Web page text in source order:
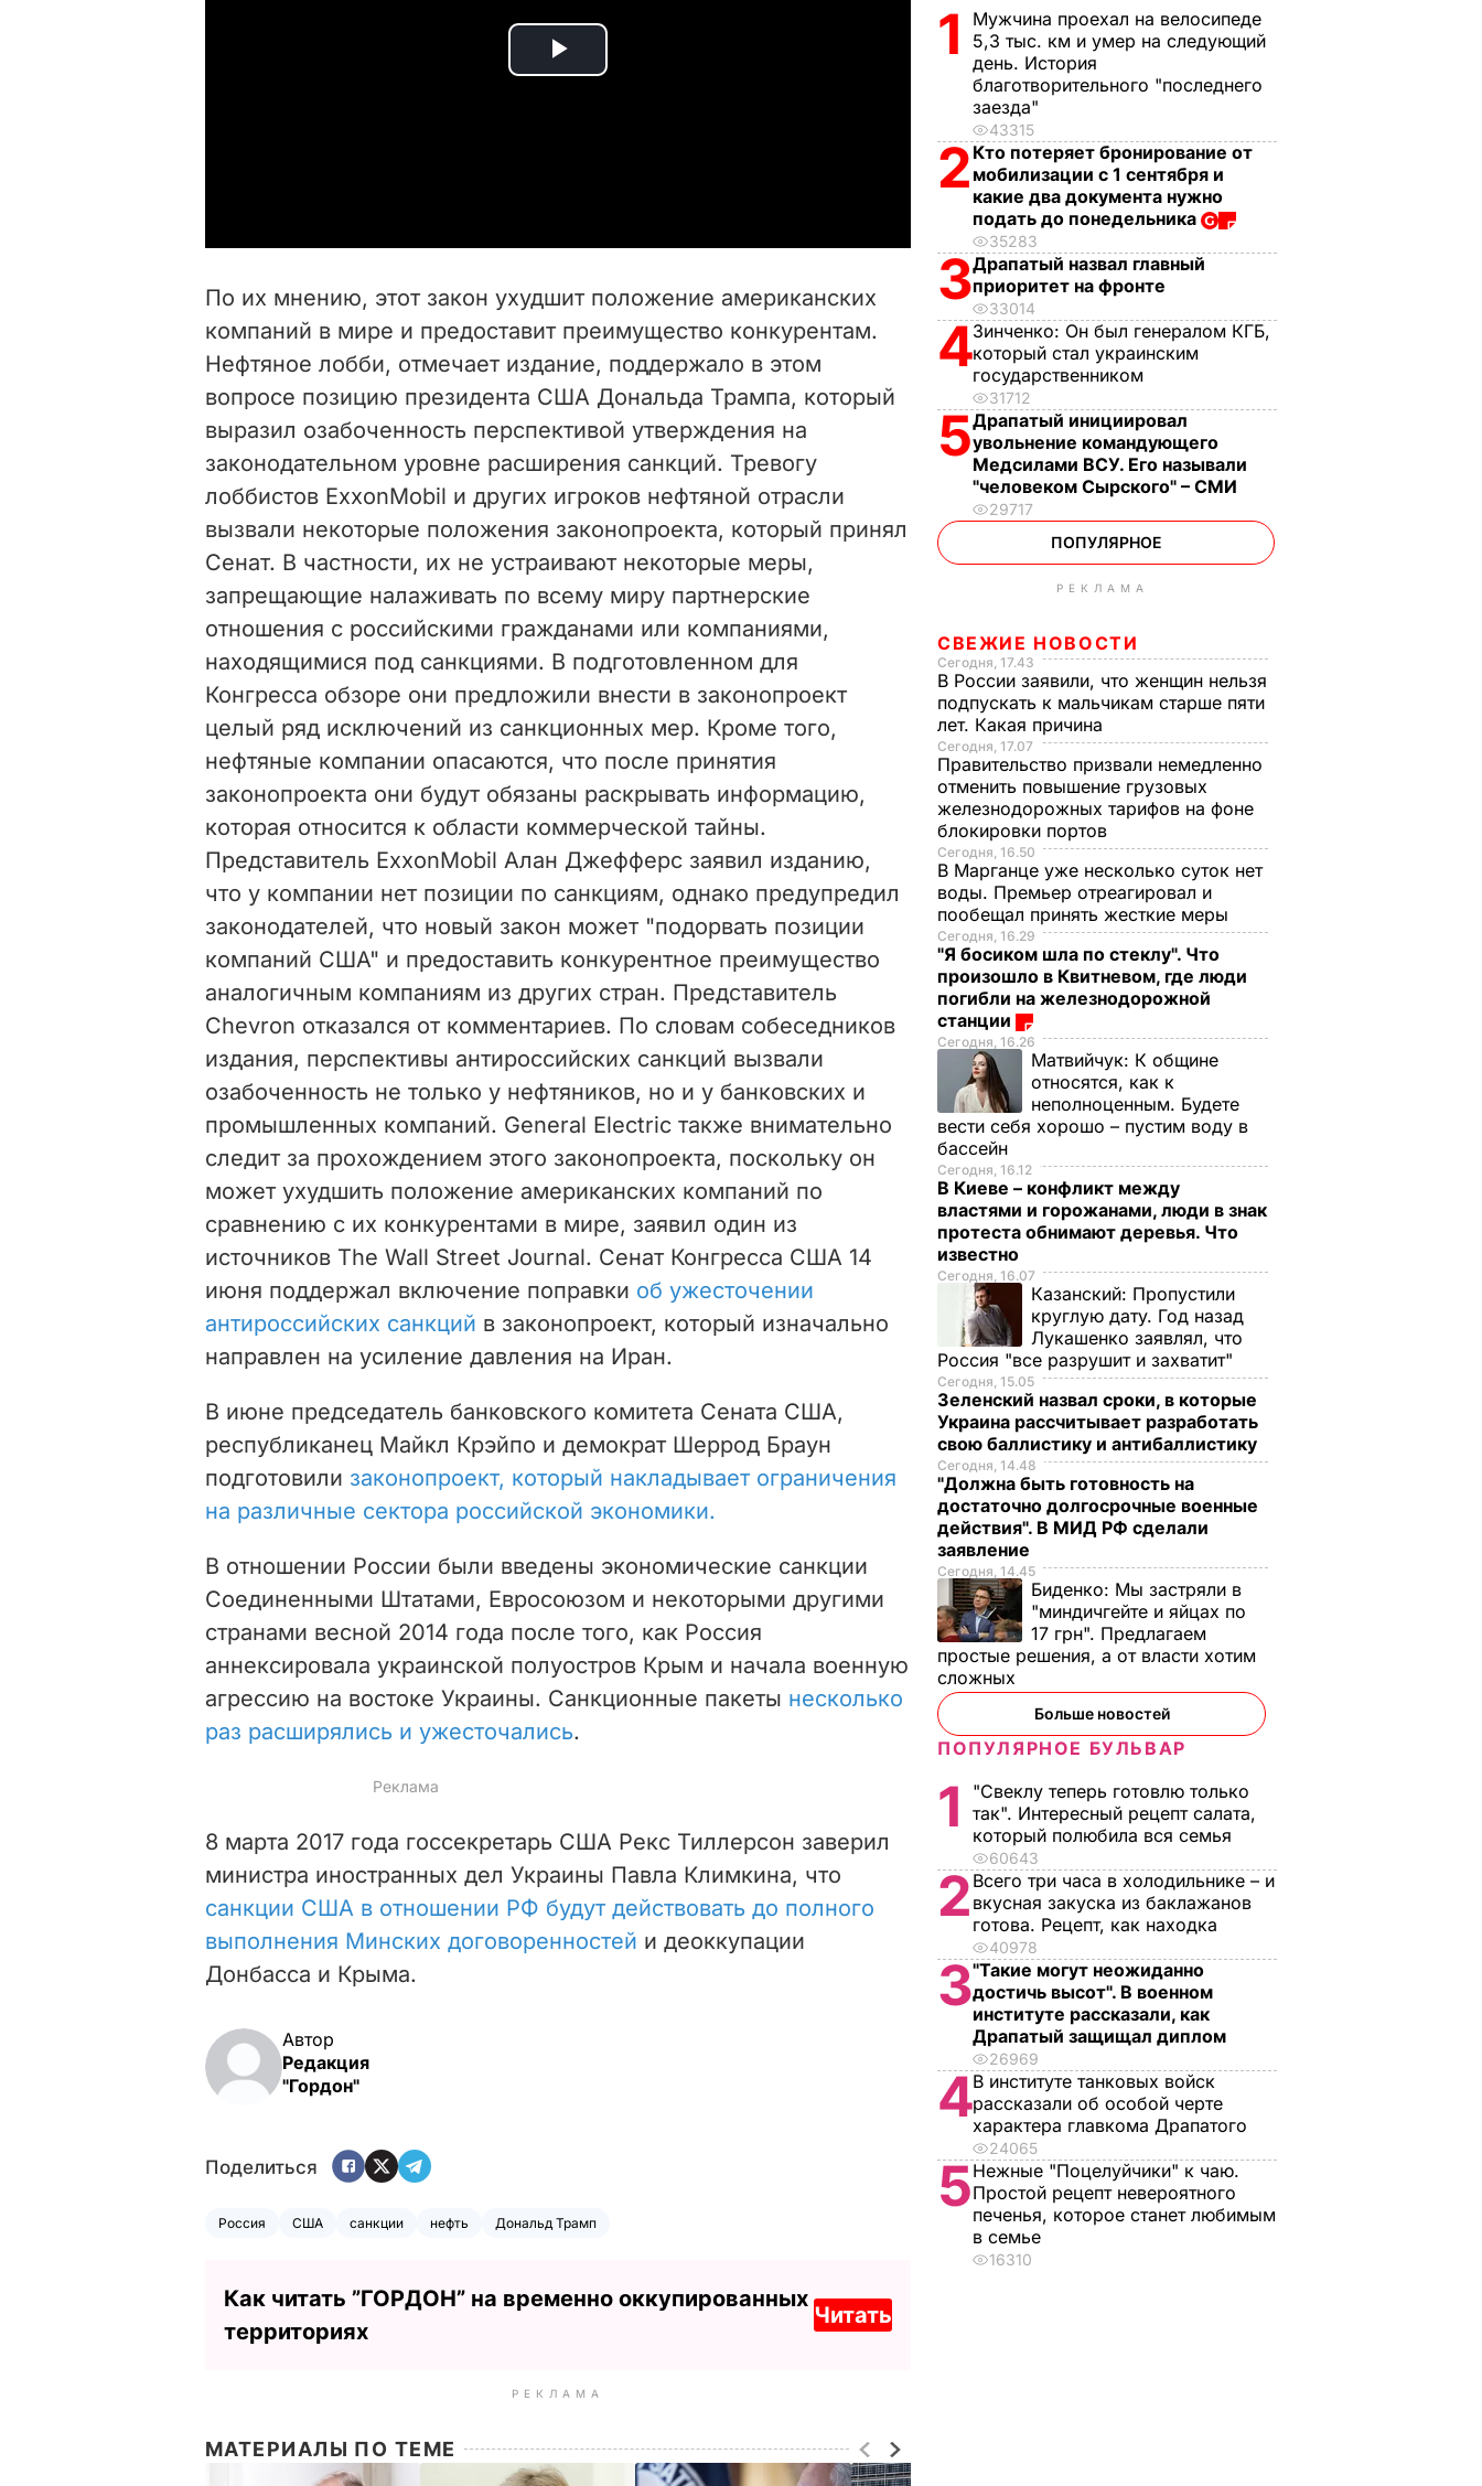
P
i
d
e
o
По их мнению, этот закон ухудшит положение американских
компаний в мире и предоставит преимущество конкурентам.
Нефтяное лобби, отмечает издание, поддержало в этом
вопросе позицию президента США Дональда Трампа, который
выразил озабоченность перспективой утверждения на
законодательном уровне расширения санкций. Тревогу
лоббистов ExxonMobil и других игроков нефтяной отрасли
вызвали некоторые положения законопроекта, который принял
Сенат. В частности, их не устраивают некоторые меры,
запрещающие налаживать по всему миру партнерские
отношения с российскими гражданами или компаниями,
находящимися под санкциями. В подготовленном для
Конгресса обзоре они предложили внести в законопроект
целый ряд исключений из санкционных мер. Кроме того,
нефтяные компании опасаются, что после принятия
законопроекта они будут обязаны раскрывать информацию,
которая относится к области коммерческой тайны.
Представитель ExxonMobil Алан Джефферс заявил изданию,
что у компании нет позиции по санкциям, однако предупредил
законодателей, что новый закон может "подорвать позиции
компаний США" и предоставить конкурентное преимущество
аналогичным компаниям из других стран. Представитель
Chevron отказался от комментариев. По словам собеседников
издания, перспективы антироссийских санкций вызвали
озабоченность не только у нефтяников, но и у банковских и
промышленных компаний. General Electric также внимательно
следит за прохождением этого законопроекта, поскольку он
может ухудшить положение американских компаний по
сравнению с их конкурентами в мире, заявил один из
источников The Wall Street Journal. Сенат Конгресса США 14
июня поддержал включение поправки об ужесточении
антироссийских санкций в законопроект, который изначально
направлен на усиление давления на Иран.
В июне председатель банковского комитета Сената США,
республиканец Майкл Крэйпо и демократ Шеррод Браун
подготовили законопроект, который накладывает ограничения
на различные сектора российской экономики.
В отношении России были введены экономические санкции
Соединенными Штатами, Евросоюзом и некоторыми другими
странами весной 2014 года после того, как Россия
аннексировала украинской полуостров Крым и начала военную
агрессию на востоке Украины. Санкционные пакеты несколько
раз расширялись и ужесточались.
8 марта 2017 года госсекретарь США Рекс Тиллерсон заверил
министра иностранных дел Украины Павла Климкина, что
санкции США в отношении РФ будут действовать до полного
выполнения Минских договоренностей и деоккупации
Донбасса и Крыма.
Автор
Редакция
"Гордон"
Поделиться
Россия США санкции нефть Дональд Трамп
Как читать ”ГОРДОН” на временно оккупированных
территориях
Читать
РЕКЛАМА
МАТЕРИАЛЫ ПО ТЕМЕ
1
Мужчина проехал на велосипеде
5,3 тыс. км и умер на следующий
день. История
благотворительного "последнего
заезда"
43315
2 Кто потеряет бронирование от
мобилизации с 1 сентября и
какие два документа нужно
подать до понедельника
35283
3Драпатый назвал главный
приоритет на фронте
33014
4Зинченко: Он был генералом КГБ,
который стал украинским
государственником
31712
5Драпатый инициировал
увольнение командующего
Медсилами ВСУ. Его называли
"человеком Сырского" – СМИ
29717
ПОПУЛЯРНОЕ
РЕКЛАМА
СВЕЖИЕ НОВОСТИ
Сегодня, 17.43
В России заявили, что женщин нельзя
подпускать к мальчикам старше пяти
лет. Какая причина
Сегодня, 17.07
Правительство призвали немедленно
отменить повышение грузовых
железнодорожных тарифов на фоне
блокировки портов
Сегодня, 16.50
В Марганце уже несколько суток нет
воды. Премьер отреагировал и
пообещал принять жесткие меры
Сегодня, 16.29
"Я босиком шла по стеклу". Что
произошло в Квитневом, где люди
погибли на железнодорожной
станции
Сегодня, 16.26
Матвийчук: К общине
относятся, как к
неполноценным. Будете
вести себя хорошо – пустим воду в
бассейн
Сегодня, 16.12
В Киеве – конфликт между
властями и горожанами, люди в знак
протеста обнимают деревья. Что
известно
Сегодня, 16.07
Казанский: Пропустили
круглую дату. Год назад
Лукашенко заявлял, что
Россия "все разрушит и захватит"
Сегодня, 15.05
Зеленский назвал сроки, в которые
Украина рассчитывает разработать
свою баллистику и антибаллистику
Сегодня, 14.48
"Должна быть готовность на
достаточно долгосрочные военные
действия". В МИД РФ сделали
заявление
Сегодня, 14.45
Биденко: Мы застряли в
"миндичгейте и яйцах по
17 грн". Предлагаем
простые решения, а от власти хотим
сложных
Больше новостей
ПОПУЛЯРНОЕ БУЛЬВАР
1
"Свеклу теперь готовлю только
так". Интересный рецепт салата,
который полюбила вся семья
60643
2 Всего три часа в холодильнике – и
вкусная закуска из баклажанов
готова. Рецепт, как находка
40978
3"Такие могут неожиданно
достичь высот". В военном
институте рассказали, как
Драпатый защищал диплом
26969
4В институте танковых войск
рассказали об особой черте
характера главкома Драпатого
24065
5Нежные "Поцелуйчики" к чаю.
Простой рецепт невероятного
печенья, которое станет любимым
в семье
16310